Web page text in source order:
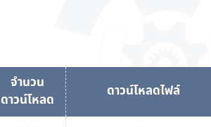
จำนวน
ดาวน์โหลด
ดาวน์โหลดไฟล์